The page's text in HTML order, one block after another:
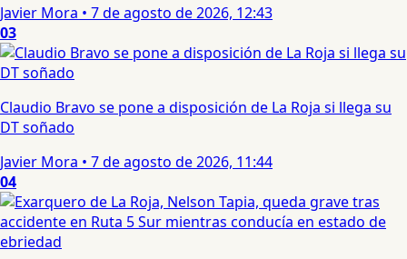
Javier Mora • 7 de agosto de 2026, 12:43
03
Claudio Bravo se pone a disposición de La Roja si llega su
DT soñado
Javier Mora • 7 de agosto de 2026, 11:44
04